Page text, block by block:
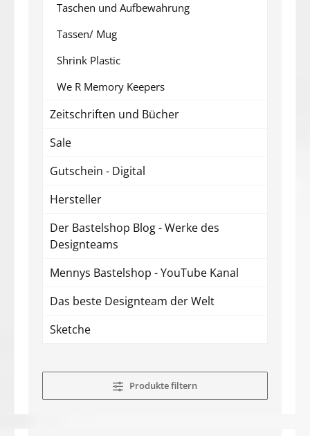
Taschen und Aufbewahrung
Tassen/ Mug
Shrink Plastic
We R Memory Keepers
Zeitschriften und Bücher
Sale
Gutschein - Digital
Hersteller
Der Bastelshop Blog - Werke des
Designteams
Mennys Bastelshop - YouTube Kanal
Das beste Designteam der Welt
Sketche
Produkte filtern